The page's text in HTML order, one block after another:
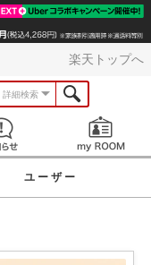
楽天トップへ
詳細検索
お知らせ
ユーザー